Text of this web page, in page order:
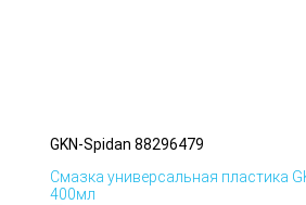
GKN-Spidan 88296479
Смазка универсальная пластика
400мл